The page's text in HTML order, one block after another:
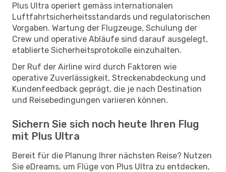
Plus Ultra operiert gemäss internationalen
Luftfahrtsicherheitsstandards und regulatorischen
Vorgaben. Wartung der Flugzeuge, Schulung der
Crew und operative Abläufe sind darauf ausgelegt,
etablierte Sicherheitsprotokolle einzuhalten.
Der Ruf der Airline wird durch Faktoren wie
operative Zuverlässigkeit, Streckenabdeckung und
Kundenfeedback geprägt, die je nach Destination
und Reisebedingungen variieren können.
Sichern Sie sich noch heute Ihren Flug
mit Plus Ultra
Bereit für die Planung Ihrer nächsten Reise? Nutzen
Sie eDreams, um Flüge von Plus Ultra zu entdecken,